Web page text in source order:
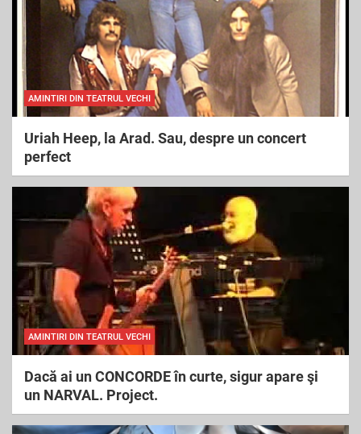
AMINTIRI DIN TEATRUL VECHI
Uriah Heep, la Arad. Sau, despre un concert
perfect
AMINTIRI DIN TEATRUL VECHI
Dacă ai un CONCORDE în curte, sigur apare şi
un NARVAL. Project.